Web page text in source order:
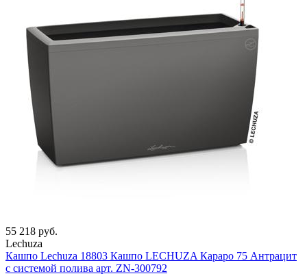
55 218 руб.
Lechuza
Кашпо Lechuza 18803 Кашпо LECHUZA Караро 75 Антрацит
с системой полива арт. ZN-300792